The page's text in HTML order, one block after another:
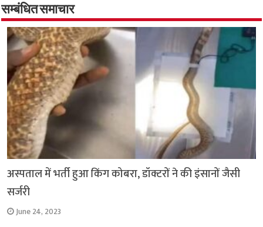
o
k
p
p
सम्बंधित समाचार
अस्पताल में भर्ती हुआ किंग कोबरा, डॉक्टरों ने की इंसानों जैसी
सर्जरी
June 24, 2023